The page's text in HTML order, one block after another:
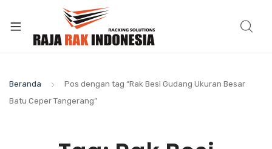
Beranda
Pos dengan tag “Rak Besi Gudang Ukuran Besar
Batu Ceper Tangerang”